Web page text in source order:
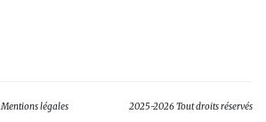
Mentions légales 2025-2026 Tout droits réservés